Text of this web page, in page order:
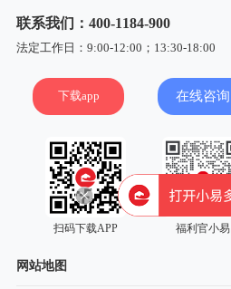
联系我们：400-1184-900
法定工作日：9:00-12:00；13:30-18:00
下载app 在线咨询
扫码下载APP 福利官小易
网站地图